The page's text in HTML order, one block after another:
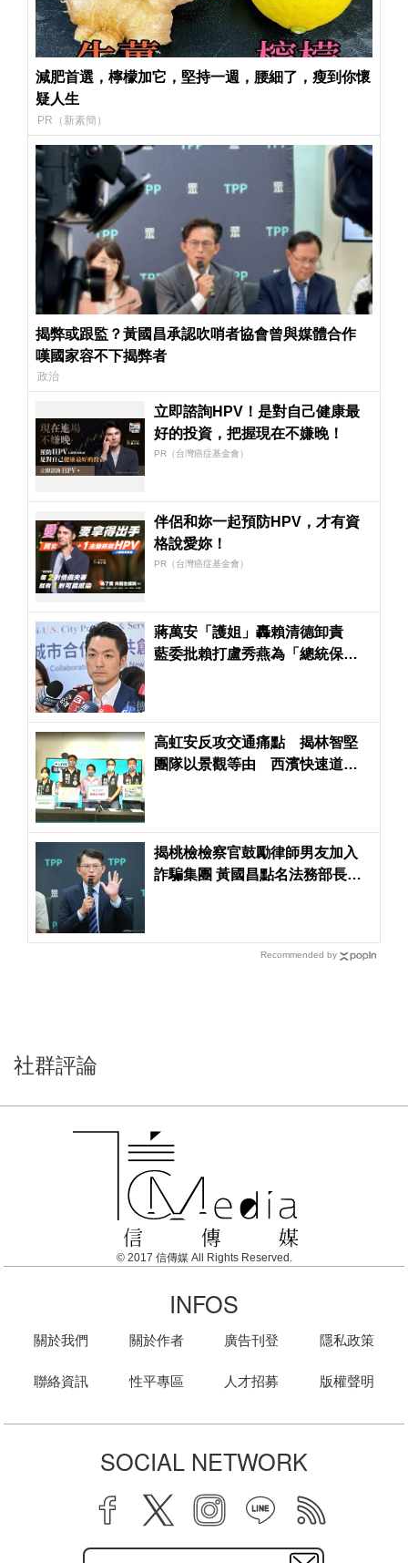
減肥首選，檸檬加它，堅持一週，腰細了，瘦到你懷
疑人生
PR（新素簡）
揭弊或跟監？黃國昌承認吹哨者協會曾與媒體合作
嘆國家容不下揭弊者
政治
立即諮詢HPV！是對自己健康最
好的投資，把握現在不嫌晚！
PR（台灣癌症基金會）
伴侶和妳一起預防HPV，才有資
格說愛妳！
PR（台灣癌症基金會）
蔣萬安「護姐」轟賴清德卸責
藍委批賴打盧秀燕為「總統保位
高虹安反攻交通痛點 揭林智堅
團隊以景觀等由 西濱快速道路
揭桃檢檢察官鼓勵律師男友加入
詐騙集團 黃國昌點名法務部長鄭
Recommended by
社群評論
© 2017 信傳媒 All Rights Reserved.
INFOS
關於我們
聯絡資訊
關於作者
性平專區
廣告刊登
人才招募
隱私政策
版權聲明
SOCIAL NETWORK
facebook twitter instagram